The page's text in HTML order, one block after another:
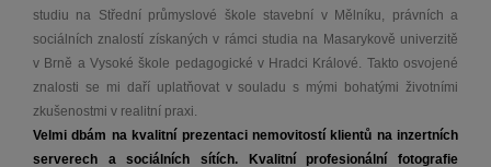
studiu na Střední průmyslové škole stavební v Mělníku, právních a
sociálních znalostí získaných v rámci studia na Masarykově univerzitě
v Brně a Vysoké škole pedagogické v Hradci Králové. Takto osvojené
znalosti se mi daří uplatňovat v souladu s mými bohatými životními
zkušenostmi v realitní praxi.
Velmi dbám na kvalitní prezentaci nemovitostí klientů na inzertních
serverech a sociálních sítích. Kvalitní profesionální fotografie